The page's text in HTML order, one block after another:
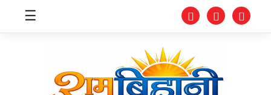
☰